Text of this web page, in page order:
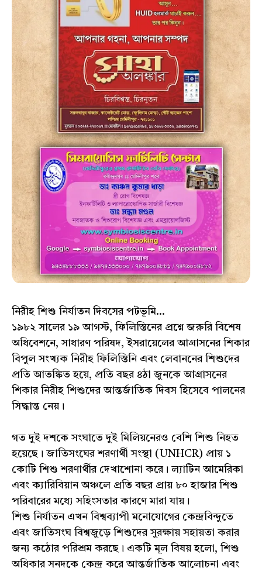
নিরীহ শিশু নির্যাতন দিবসের পটভূমি...
১৯৮২ সালের ১৯ আগস্ট, ফিলিস্তিনের প্রশ্নে জরুরি বিশেষ
অধিবেশনে, সাধারণ পরিষদ, ইসরায়েলের আগ্রাসনের শিকার
বিপুল সংখ্যক নিরীহ ফিলিস্তিনি এবং লেবাননের শিশুদের
প্রতি আতঙ্কিত হয়ে, প্রতি বছর ৪ঠা জুনকে আগ্রাসনের
শিকার নিরীহ শিশুদের আন্তর্জাতিক দিবস হিসেবে পালনের
সিদ্ধান্ত নেয়।
গত দুই দশকে সংঘাতে দুই মিলিয়নেরও বেশি শিশু নিহত
হয়েছে। জাতিসংঘের শরণার্থী সংস্থা (UNHCR) প্রায় ১
কোটি শিশু শরণার্থীর দেখাশোনা করে। ল্যাটিন আমেরিকা
এবং ক্যারিবিয়ান অঞ্চলে প্রতি বছর প্রায় ৮০ হাজার শিশু
পরিবারের মধ্যে সহিংসতার কারণে মারা যায়।
শিশু নির্যাতন এখন বিশ্বব্যাপী মনোযোগের কেন্দ্রবিন্দুতে
এবং জাতিসংঘ বিশ্বজুড়ে শিশুদের সুরক্ষায় সহায়তা করার
জন্য কঠোর পরিশ্রম করছে। একটি মূল বিষয় হলো, শিশু
অধিকার সনদকে কেন্দ্র করে আন্তর্জাতিক আলোচনা এবং